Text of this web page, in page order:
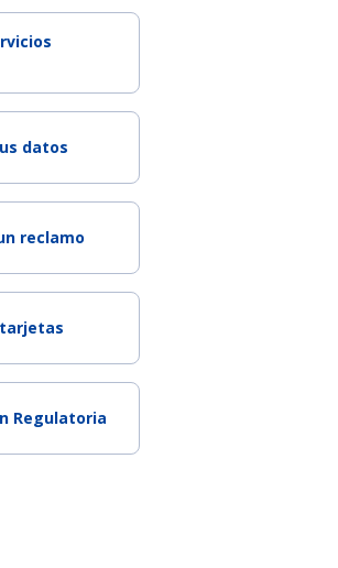
datos
reclamo
Regulatoria